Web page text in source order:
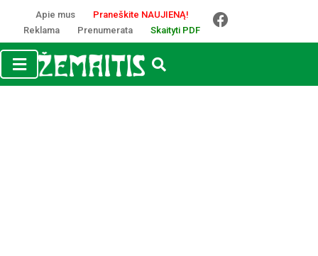
Apie mus
Praneškite NAUJIENĄ!
Reklama
Prenumerata Skaityti PDF